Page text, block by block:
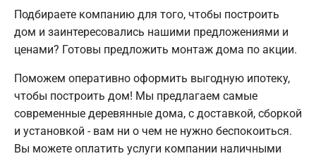
Подбираете компанию для того, чтобы построить
дом и заинтересовались нашими предложениями и
ценами? Готовы предложить монтаж дома по акции.
Поможем оперативно оформить выгодную ипотеку,
чтобы построить дом! Мы предлагаем самые
современные деревянные дома, с доставкой, сборкой
и установкой - вам ни о чем не нужно беспокоиться.
Вы можете оплатить услуги компании наличными